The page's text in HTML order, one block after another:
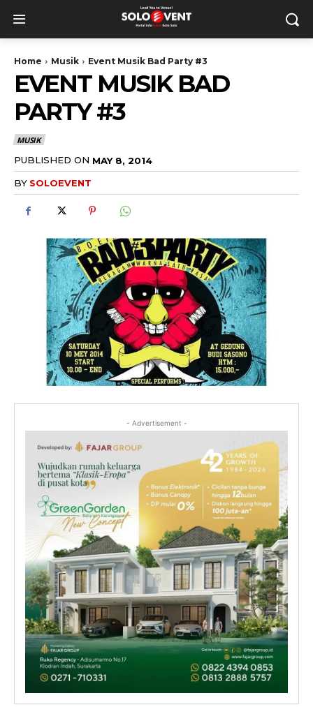
Home Musik Event Musik Bad Party #3
EVENT MUSIK BAD
PARTY #3
MUSIK
PUBLISHED ON MAY 8, 2014
BY SOLOEVENT
- Advertisement -